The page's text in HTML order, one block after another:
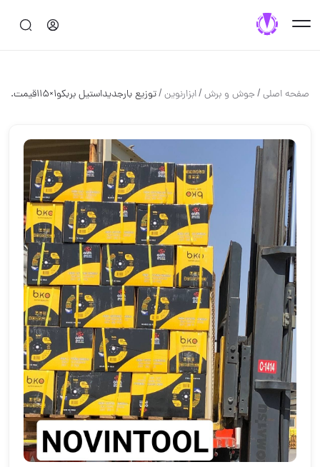
صفحه اصلی/جوش و برش/ابزارنوین/توزیع بارجدیداستیل بربکو۱×۱۱۵قیمت.